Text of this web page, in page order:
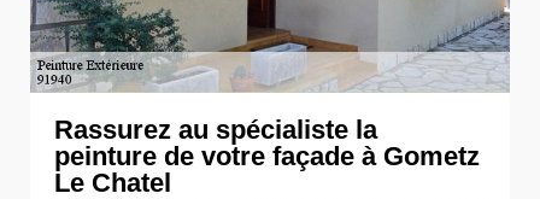
Rassurez au spécialiste la
peinture de votre façade à Gometz
Le Chatel